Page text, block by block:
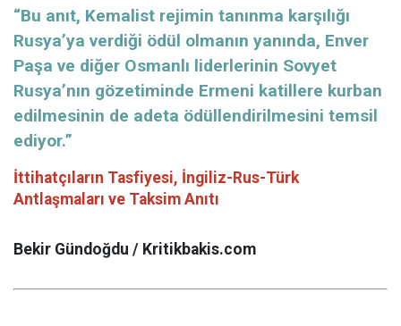
“Bu anıt, Kemalist rejimin tanınma karşılığı
Rusya’ya verdiği ödül olmanın yanında, Enver
Paşa ve diğer Osmanlı liderlerinin Sovyet
Rusya’nın gözetiminde Ermeni katillere kurban
edilmesinin de adeta ödüllendirilmesini temsil
ediyor.”
İttihatçıların Tasfiyesi, İngiliz-Rus-Türk
Antlaşmaları ve Taksim Anıtı
Bekir Gündoğdu / Kritikbakis.com